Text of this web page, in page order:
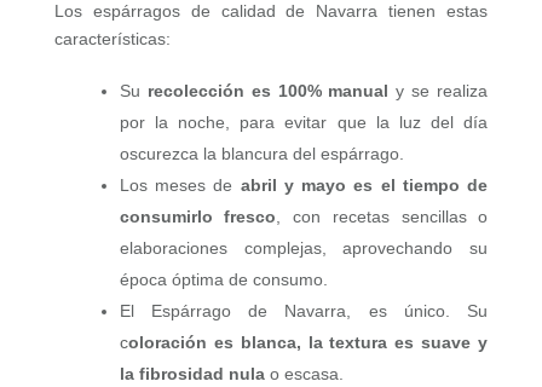
Los espárragos de calidad de Navarra tienen estas
características:
Su recolección es 100% manual y se realiza
por la noche, para evitar que la luz del día
oscurezca la blancura del espárrago.
Los meses de abril y mayo es el tiempo de
consumirlo fresco , con recetas sencillas o
elaboraciones complejas, aprovechando su
época óptima de consumo.
El Espárrago de Navarra, es único. Su
coloración es blanca, la textura es suave y
la fibrosidad nulao escasa.